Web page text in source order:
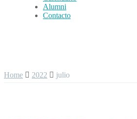
Alumni
Contacto
Home 2022 julio